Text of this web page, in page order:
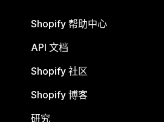
Shopify 帮助中心
API 文档
Shopify 社区
Shopify 博客
研究